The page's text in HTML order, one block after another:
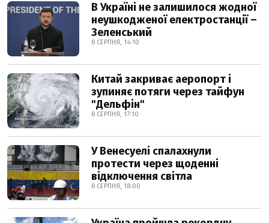
В Україні не залишилося жодної
неушкодженої електростанції –
Зеленський
8 СЕРПНЯ, 14:10
Китай закриває аеропорт і
зупиняє потяги через тайфун
"Дельфін"
8 СЕРПНЯ, 17:10
У Венесуелі спалахнули
протести через щоденні
відключення світла
8 СЕРПНЯ, 18:00